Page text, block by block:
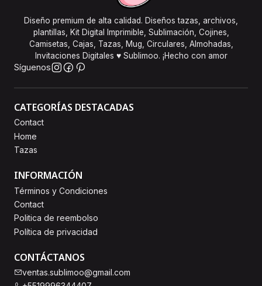
Diseño premium de alta calidad. Diseños tazas, archivos,
plantillas, Kit Digital Imprimible, Sublimación, Cojines,
Camisetas, Cajas, Tazas, Mug, Circulares, Almohadas,
Invitaciones Digitales ♥ Sublimoo. ¡Hecho con amor
Síguenos
CATEGORÍAS DESTACADAS
Contact
Home
Tazas
INFORMACIÓN
Términos y Condiciones
Contact
Politica de reembolso
Política de privacidad
CONTÁCTANOS
ventas.sublimoo@gmail.com